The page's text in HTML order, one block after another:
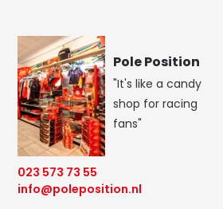
Pole Position
"It's like a candy
shop for racing
fans"
023 573 73 55
info@poleposition.nl